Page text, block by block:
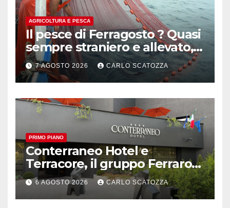
AGRICOLTURA E PESCA
Il pesce di Ferragosto ? Quasi
sempre straniero e allevato,
in sofferenza
7 AGOSTO 2026 CARLO SCATOZZA
PRIMO PIANO
Conterraneo Hotel e
Terracore, il gruppo Ferraro
amplia l’ ospitalità e il gusto
alle porte di Caserta
6 AGOSTO 2026 CARLO SCATOZZA